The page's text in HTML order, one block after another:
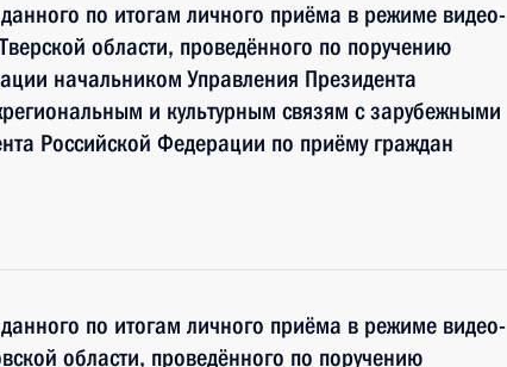
по итогам личного приёма в режиме видео-
области, проведённого по поручению
начальником Управления Президента
и культурным связям с зарубежными
Российской Федерации по приёму граждан
по итогам личного приёма в режиме видео-
области, проведённого по поручению